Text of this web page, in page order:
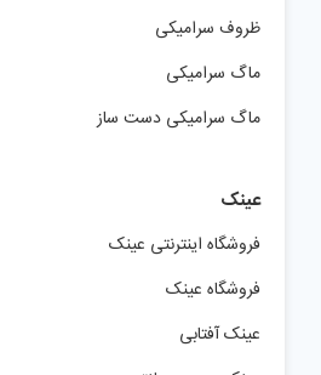
ظروف سرامیکی
ماگ سرامیکی
ماگ سرامیکی دست ساز
عینک
فروشگاه اینترنتی عینک
فروشگاه عینک
عینک آفتابی